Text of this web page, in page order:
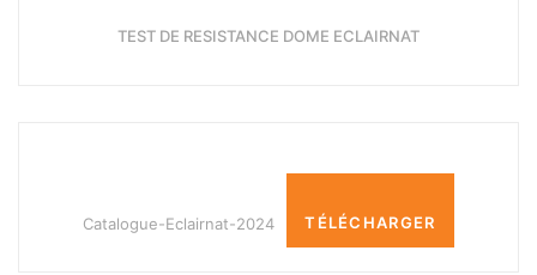
TEST DE RESISTANCE DOME ECLAIRNAT
Catalogue-Eclairnat-2024 TÉLÉCHARGER